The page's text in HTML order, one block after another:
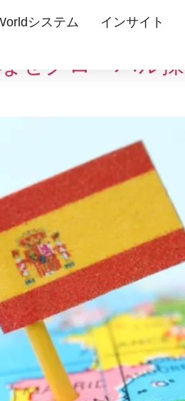
システム インサイト
ぜグローバル